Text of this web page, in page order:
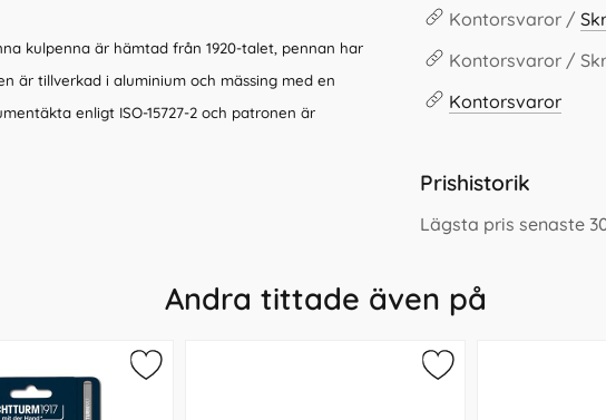
kulpenna är hämtad från 1920-talet, pennan har
är tillverkad i aluminium och mässing med en
enligt ISO-15727-2 och patronen är
Kontorsvaror /
Kontorsvaror /
Kontorsvaror
Prishistorik
Lägsta pris senaste
Andra tittade även på